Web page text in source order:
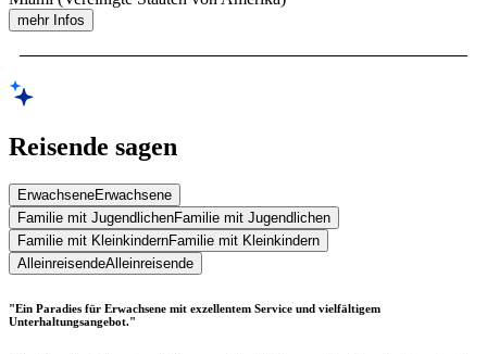
mehr Infos
Reisende sagen
ErwachseneErwachsene
Familie mit JugendlichenFamilie mit Jugendlichen
Familie mit KleinkindernFamilie mit Kleinkindern
AlleinreisendeAlleinreisende
"Ein Paradies für Erwachsene mit exzellentem Service und vielfältigem
Unterhaltungsangebot."